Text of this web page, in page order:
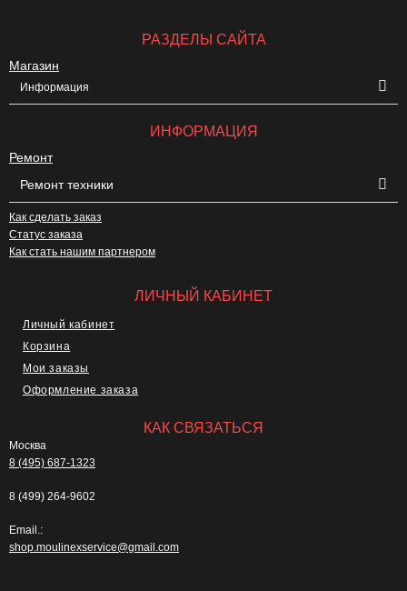
РАЗДЕЛЫ САЙТА
Магазин
Информация
ИНФОРМАЦИЯ
Ремонт
Ремонт техники
Как сделать заказ
Статус заказа
Как стать нашим партнером
ЛИЧНЫЙ КАБИНЕТ
Личный кабинет
Корзина
Мои заказы
Оформление заказа
КАК СВЯЗАТЬСЯ
Москва
8 (495) 687-1323
8 (499) 264-9602
Email.:
shop.moulinexservice@gmail.com